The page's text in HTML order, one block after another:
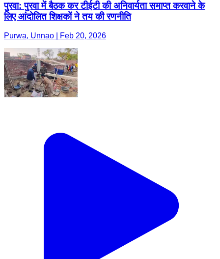
पुरवा: पुरवा में बैठक कर टीईटी की अनिवार्यता समाप्त करवाने के
लिए आंदोलित शिक्षकों ने तय की रणनीति
Purwa, Unnao | Feb 20, 2026